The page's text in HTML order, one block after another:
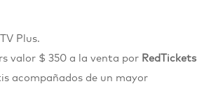
Plus.
valor $ 350 a la venta por RedTickets
acompañados de un mayor